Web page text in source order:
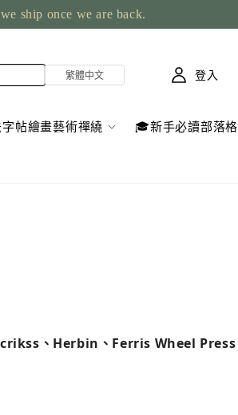
ship once we are back.
字帖繪畫藝術禪繞 🎓新手必讀部落格
登入
、Herbin、Ferris Wheel Press